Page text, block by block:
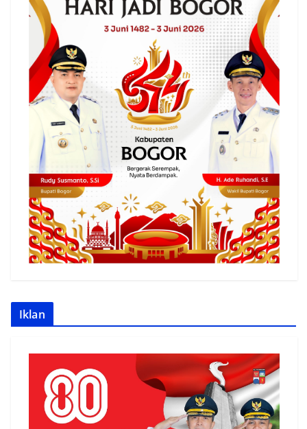
Iklan